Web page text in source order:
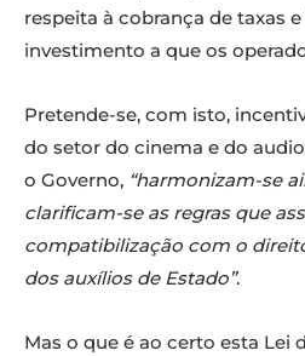
respeita à cobrança de taxas
investimento a que os
Pretende-se, com isto,
do setor do cinema e do
o Governo, “harmonizam-se
clarificam-se as regras que
compatibilização com o
dos auxílios de Estado”.
Mas o que é ao certo esta Lei